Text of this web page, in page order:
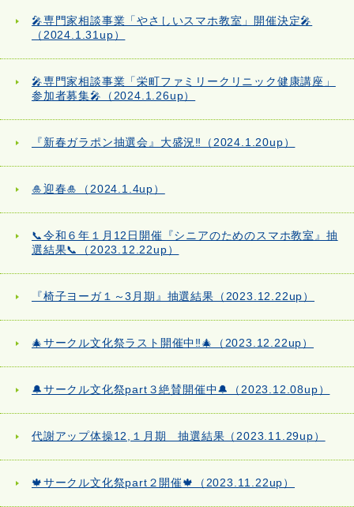
🎤専門家相談事業「やさしいスマホ教室」開催決定🎤
（2024.1.31up）
🎤専門家相談事業「栄町ファミリークリニック健康講座」
参加者募集🎤（2024.1.26up）
『新春ガラポン抽選会』大盛況‼（2024.1.20up）
🎍迎春🎍（2024.1.4up）
📞令和６年１月12日開催『シニアのためのスマホ教室』抽
選結果📞（2023.12.22up）
『椅子ヨーガ１～3月期』抽選結果（2023.12.22up）
🎄サークル文化祭ラスト開催中‼🎄（2023.12.22up）
🔔サークル文化祭part３絶賛開催中🔔（2023.12.08up）
代謝アップ体操12,１月期 抽選結果（2023.11.29up）
🍁サークル文化祭part２開催🍁（2023.11.22up）